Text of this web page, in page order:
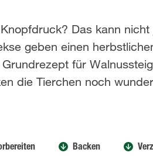
Das kann
geben einen
für
die Tierchen noch
Backen